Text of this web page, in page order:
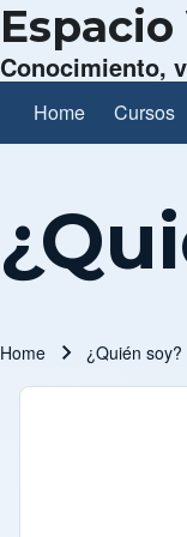
Conocimiento,
Main
Home Cursos
Cursos
Home ¿Quién soy?